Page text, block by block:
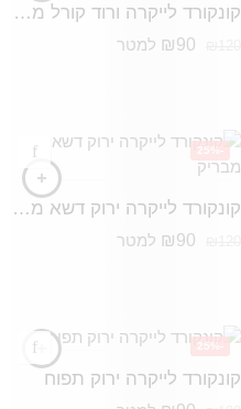
קונקורד לייקרה ורוד קורל מבריק
₪90 למטר
-25%
קונקורד לייקרה ירוק דשא מבריק
₪90 למטר
-25%
קונקורד לייקרה ירוק תפוח